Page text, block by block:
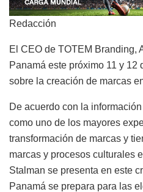
Redacción
El CEO de TOTEM Branding,
Panamá este próximo 11 y 12
sobre la creación de marcas
De acuerdo con la
como uno de los mayores
transformación de marcas y
marcas y procesos culturales
Stalman se presenta en este
Panamá se prepara para las